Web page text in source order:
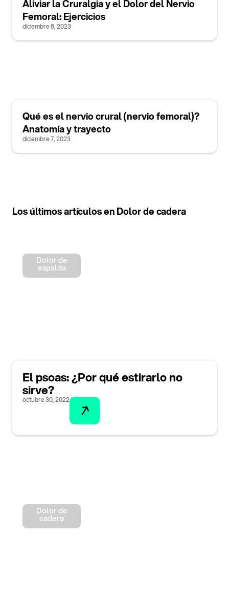
Aliviar la Cruralgia y el Dolor del Nervio
Femoral: Ejercicios
diciembre 8, 2023
Qué es el nervio crural (nervio femoral)?
Anatomía y trayecto
diciembre 7, 2023
Los últimos artículos en Dolor de cadera
Dolor de
espalda
El psoas: ¿Por qué estirarlo no
sirve?
octubre 30, 2022
Dolor de
cadera